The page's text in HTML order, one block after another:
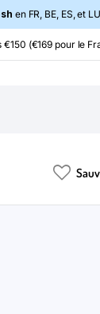
en FR, BE, ES, et
(€169 pour le